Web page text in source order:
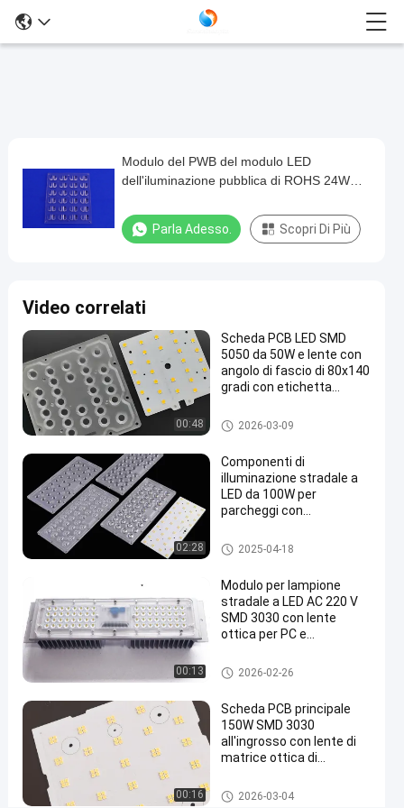
Modulo
del
PWB
dell'iluminazione
pubblica
di
ROHS
24W
per
la
sostituzione
dell'iluminazione
Modulo
dell'iluminazione
pubblica del LED
2025-
08-13
55
opinioni
Parla
adesso.
l'iluminazione
pubblica ha
condotto la
modifica
#
sostituzioni
Modulo del PWB del modulo LED
dell'iluminazione pubblica di ROHS 24W
pubblica
Parla Adesso. Scopri Di Più
Video correlati
00:48
Scheda PCB LED SMD
5050 da 50W e lente con
angolo di fascio di 80x140
gradi con etichetta
Modulo dell'iluminazione pubb
lica del LED
2026-03-09
02:28
Componenti di
illuminazione stradale a
LED da 100W per
parcheggi con
3000K-6000K
Componenti dell'iluminazione
pubblica del LED
2025-04-18
00:13
Modulo per lampione
stradale a LED AC 220 V
SMD 3030 con lente
ottica per PC e
Componenti dell'iluminazione
pubblica del LED
2026-02-26
00:16
Scheda PCB principale
150W SMD 3030
all'ingrosso con lente di
matrice ottica di
Modulo dell'iluminazione pubb
lica del LED
2026-03-04